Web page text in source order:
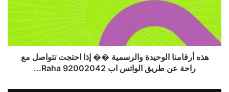
هذه أرقامنا الوحيدة والرسمية �� إذا احتجت تتواصل مع
راحة عن طريق الواتس اب Raha 92002042...